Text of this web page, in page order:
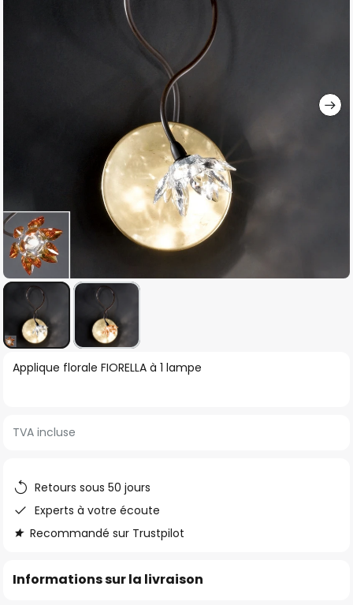
Skip
images
gallery
Applique florale FIORELLA à 1 lampe
TVA incluse
Retours sous 50 jours
Experts à votre écoute
Recommandé sur Trustpilot
Informations sur la livraison